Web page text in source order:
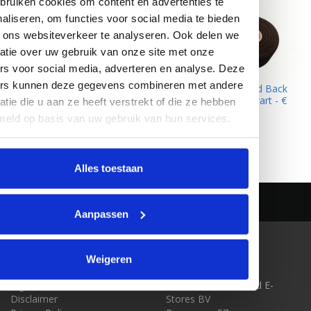
om functies voor social media te bieden
ons websiteverkeer te analyseren. Ook delen we
over uw gebruik van onze site met onze
voor social media, adverteren en analyse. Deze
kunnen deze gegevens combineren met andere
die u aan ze heeft verstrekt of die ze hebben
op basis van uw gebruik van hun services.
Alles toestaan
Aanpassen
Weigeren
DynaLok Klittenband Back
to Back, 16 mm, zwart - €
DynaLok Klittenband Back
to Back, 25 mm, zwart - €
Pagina 1 van 1
Disclaimer
onderdeel van United E-
Stores BV